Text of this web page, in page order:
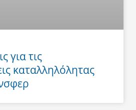
για τις
καταλληλόλητας